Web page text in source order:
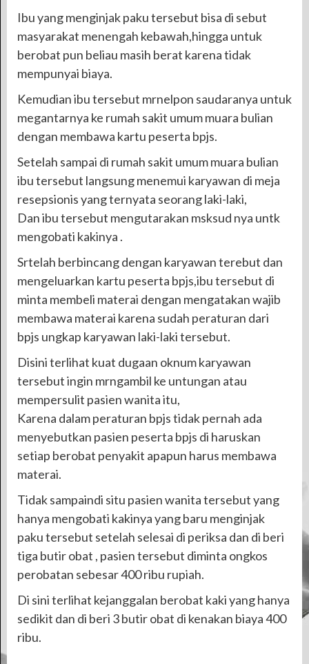
Ibu yang menginjak paku tersebut bisa di sebut
masyarakat menengah kebawah,hingga untuk
berobat pun beliau masih berat karena tidak
mempunyai biaya.
Kemudian ibu tersebut mrnelpon saudaranya untuk
megantarnya ke rumah sakit umum muara bulian
dengan membawa kartu peserta bpjs.
Setelah sampai di rumah sakit umum muara bulian
ibu tersebut langsung menemui karyawan di meja
resepsionis yang ternyata seorang laki-laki,
Dan ibu tersebut mengutarakan msksud nya untk
mengobati kakinya .
Srtelah berbincang dengan karyawan terebut dan
mengeluarkan kartu peserta bpjs,ibu tersebut di
minta membeli materai dengan mengatakan wajib
membawa materai karena sudah peraturan dari
bpjs ungkap karyawan laki-laki tersebut.
Disini terlihat kuat dugaan oknum karyawan
tersebut ingin mrngambil ke untungan atau
mempersulit pasien wanita itu,
Karena dalam peraturan bpjs tidak pernah ada
menyebutkan pasien peserta bpjs di haruskan
setiap berobat penyakit apapun harus membawa
materai.
Tidak sampaindi situ pasien wanita tersebut yang
hanya mengobati kakinya yang baru menginjak
paku tersebut setelah selesai di periksa dan di beri
tiga butir obat , pasien tersebut diminta ongkos
perobatan sebesar 400 ribu rupiah.
Di sini terlihat kejanggalan berobat kaki yang hanya
sedikit dan di beri 3 butir obat di kenakan biaya 400
ribu.